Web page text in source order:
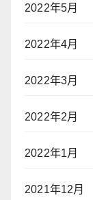
2022年5月
2022年4月
2022年3月
2022年2月
2022年1月
2021年12月